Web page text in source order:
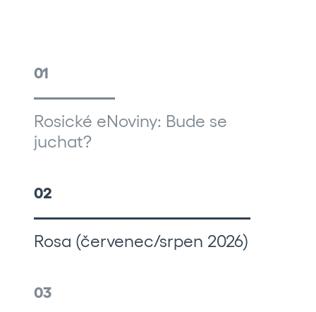
01
Rosické eNoviny: Bude se
juchat?
02
Rosa (červenec/srpen 2026)
03